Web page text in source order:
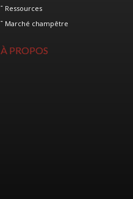
Ressources
Marché champêtre
À PROPOS